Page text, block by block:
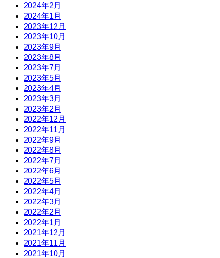
2024年2月
2024年1月
2023年12月
2023年10月
2023年9月
2023年8月
2023年7月
2023年5月
2023年4月
2023年3月
2023年2月
2022年12月
2022年11月
2022年9月
2022年8月
2022年7月
2022年6月
2022年5月
2022年4月
2022年3月
2022年2月
2022年1月
2021年12月
2021年11月
2021年10月